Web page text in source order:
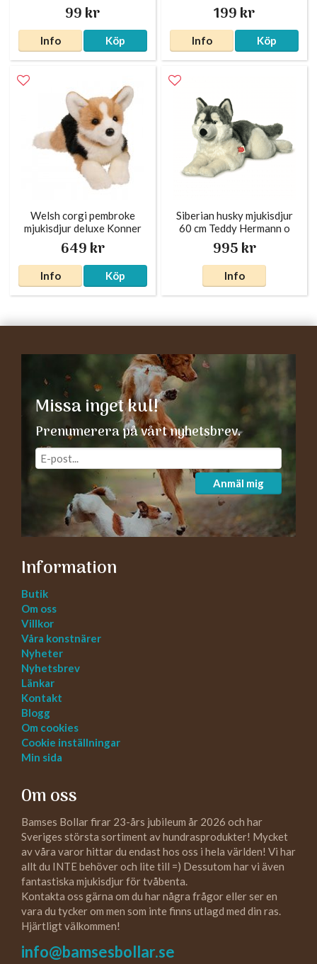
99 kr
Info Köp
199 kr
Info Köp
Welsh corgi pembroke
mjukisdjur deluxe Konner
649 kr
Info Köp
Siberian husky mjukisdjur
60 cm Teddy Hermann o
995 kr
Info
Missa inget kul!
Prenumerera på vårt nyhetsbrev.
Anmäl mig
Information
Butik
Om oss
Villkor
Våra konstnärer
Nyheter
Nyhetsbrev
Länkar
Kontakt
Blogg
Om cookies
Cookie inställningar
Min sida
Om oss
Bamses Bollar firar 23-års jubileum år 2026 och har
Sveriges största sortiment av hundrasprodukter! Mycket
av våra varor hittar du endast hos oss i hela världen! Vi har
allt du INTE behöver och lite till =) Dessutom har vi även
fantastiska mjukisdjur för tvåbenta.
Kontakta oss gärna om du har några frågor eller ser en
vara du tycker om men som inte finns utlagd med din ras.
Hjärtligt välkommen!
info@bamsesbollar.se